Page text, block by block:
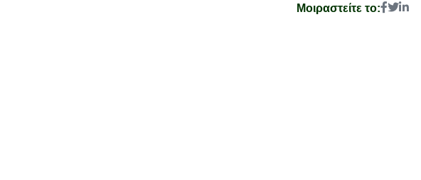
Μοιραστείτε το: